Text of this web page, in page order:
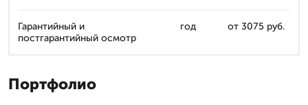
Гарантийный и
постгарантийный осмотр
год от 3075 руб.
Портфолио